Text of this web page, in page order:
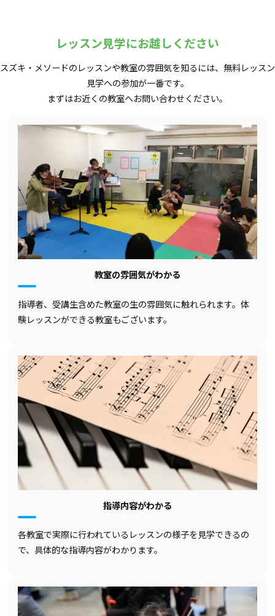
レッスン見学にお越しください
スズキ・メソードのレッスンや教室の雰囲気を知るには、無料レッスン
見学への参加が一番です。
まずはお近くの教室へお問い合わせください。
教室の雰囲気がわかる
指導者、受講生含めた教室の生の雰囲気に触れられます。体
験レッスンができる教室もございます。
指導内容がわかる
各教室で実際に行われているレッスンの様子を見学できるの
で、具体的な指導内容がわかります。